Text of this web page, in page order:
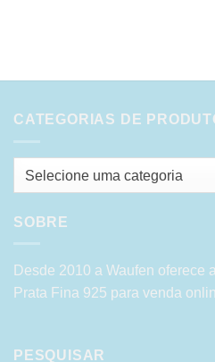
CATEGORIAS DE
Selecione uma categoria
SOBRE
Desde 2010 a Waufen oferece
Prata Fina 925 para venda
PESQUISAR